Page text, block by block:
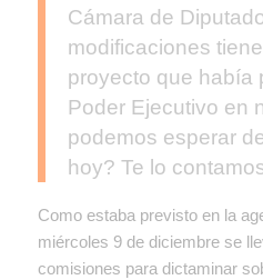
Cámara de
modificaciones
proyecto que había
Poder Ejecutivo en
podemos esperar
hoy? Te lo
Como estaba previsto en la
miércoles 9 de diciembre se
comisiones para dictaminar